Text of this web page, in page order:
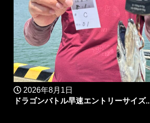
2026年8月1日
ドラゴンバトル早速エントリーサイズ..